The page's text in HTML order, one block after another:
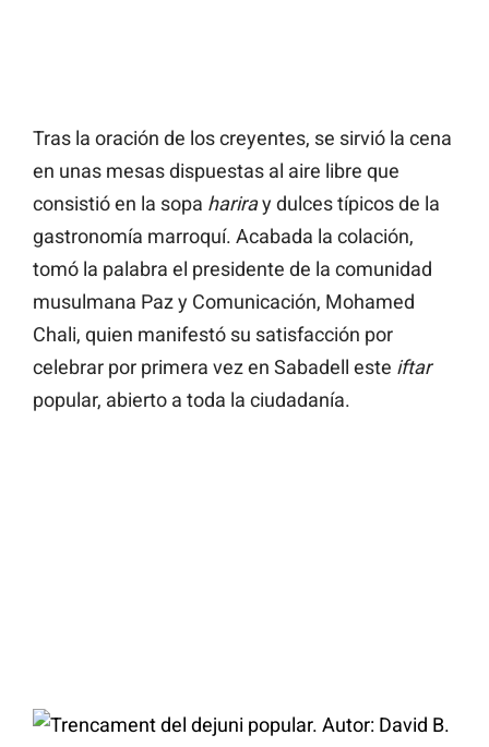
Tras la oración de los creyentes, se sirvió la cena
en unas mesas dispuestas al aire libre que
consistió en la sopa hariray dulces típicos de la
gastronomía marroquí. Acabada la colación,
tomó la palabra el presidente de la comunidad
musulmana Paz y Comunicación, Mohamed
Chali, quien manifestó su satisfacción por
celebrar por primera vez en Sabadell este iftar
popular, abierto a toda la ciudadanía.